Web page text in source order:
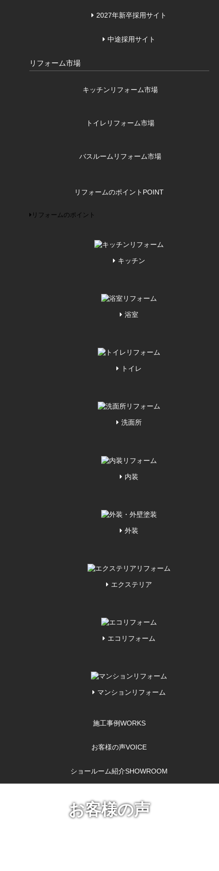
2027年新卒採用サイト
中途採用サイト
リフォーム市場
キッチンリフォーム市場
トイレリフォーム市場
バスルームリフォーム市場
リフォームのポイント POINT
リフォームのポイント
キッチン
浴室
トイレ
洗面所
内装
外装
エクステリア
エコリフォーム
マンションリフォーム
施工事例WORKS
お客様の声VOICE
ショールーム紹介SHOWROOM
お客様の声